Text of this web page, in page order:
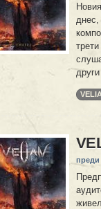
днес,
преди